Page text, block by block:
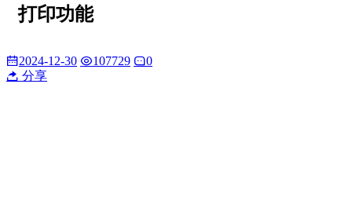
打印功能
2024-12-30 107729
0
分享